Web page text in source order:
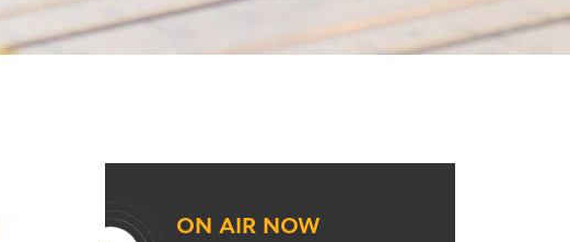
ON AIR NOW